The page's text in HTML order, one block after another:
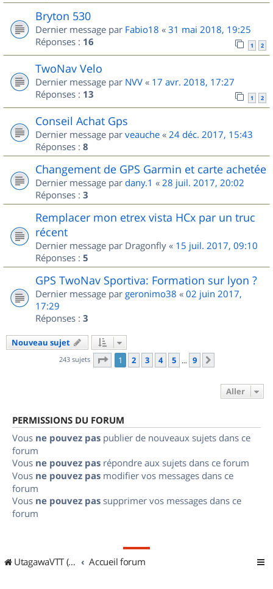
Bryton 530
Dernier message par Fabio18 « 31 mai 2018, 19:25
Réponses : 16 1 2
TwoNav Velo
Dernier message par NVV « 17 avr. 2018, 17:27
Réponses : 13 1 2
Conseil Achat Gps
Dernier message par veauche « 24 déc. 2017, 15:43
Réponses : 8
Changement de GPS Garmin et carte achetée
Dernier message par dany.1 « 28 juil. 2017, 20:02
Réponses : 3
Remplacer mon etrex vista HCx par un truc
récent
Dernier message par Dragonfly « 15 juil. 2017, 09:10
Réponses : 5
GPS TwoNav Sportiva: Formation sur lyon ?
Dernier message par geronimo38 « 02 juin 2017,
17:29
Réponses : 3
Nouveau sujet
243 sujets Page 1sur
1 2 3 4 5 … 9
Aller
PERMISSIONS DU FORUM
Vous ne pouvez pas publier de nouveaux sujets dans ce
forum
Vous ne pouvez pas répondre aux sujets dans ce forum
Vous ne pouvez pas modifier vos messages dans ce
forum
Vous ne pouvez pas supprimer vos messages dans ce
forum
UtagawaVTT (Randos VTT et VTTAE avec traces GPS) Accueil forum